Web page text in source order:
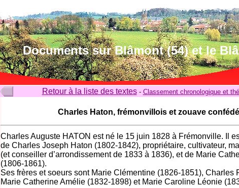
Documents sur Blâmont (54) et le
Retour à la liste des textes- Classement chronologique et
Charles Haton, frémonvillois et zouave
Charles Auguste HATON est né le 15 juin 1828 à Frémonville. Il
de Charles Joseph Haton (1802-1842), propriétaire, cultivateur,
(et conseiller d’arrondissement de 1833 à 1836), et de Marie
(1806-1861).
Ses frères et soeurs sont Marie Clémentine (1826-1851), Charles
Marie Catherine Amélie (1832-1898) et Marie Caroline Léonie